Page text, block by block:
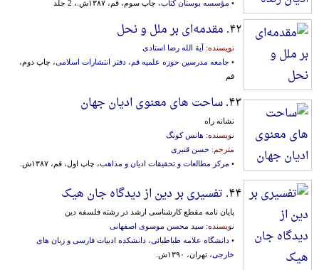
• مؤسسه بوستان کتاب، چاپ سوم، قم، ۱۳۸۷ش.، 2 جلد
۴۲. مقدمه‌ای بر ملل و نحل
نویسنده: آیة الله رضا استادی
• جامعه مدرسین حوزه علمیه قم، دفتر انتشارات اسلامی، چاپ دوم،
قم
۴۳. ساحت های معنوی ادیان جهان
نشانه راه
نویسنده: هانس کونگ
مترجم: حسن قنبری
• مرکز مطالعات و تحقیقات ادیان و مذاهب، چاپ اول، قم، ۱۳۸۷ش.
۴۴. تفسیری بر دین از دیدگاه جان هیک
پایان نامه مقطع کارشناسی ارشد در رشته فلسفه دین
نویسنده: سید محسن موسوی اصفهانی
• دانشگاه علامه طباطبائی، دانشکده ادبیات فارسی و زبان های
خارجی، تهران، ۱۳۹۰ش.